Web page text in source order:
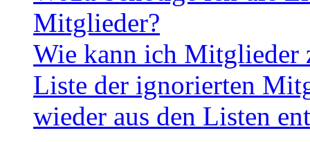
Mitglieder?
Wie kann ich Mitglieder
Liste der ignorierten
wieder aus den Listen